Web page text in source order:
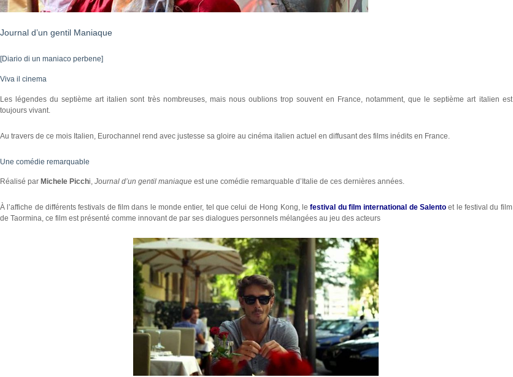
Journal d’un gentil Maniaque
[Diario di un maniaco perbene]
Viva il cinema
Les légendes du septième art italien sont très nombreuses, mais nous oublions trop souvent en France, notamment, que le septième art italien est
toujours vivant.
Au travers de ce mois Italien, Eurochannel rend avec justesse sa gloire au cinéma italien actuel en diffusant des films inédits en France.
Une comédie remarquable
Réalisé par Michele Picchi, Journal d’un gentil maniaque est une comédie remarquable d’Italie de ces dernières années.
À l’affiche de différents festivals de film dans le monde entier, tel que celui de Hong Kong, lefestival du film international de Salentoet le festival du film
de Taormina, ce film est présenté comme innovant de par ses dialogues personnels mélangées au jeu des acteurs